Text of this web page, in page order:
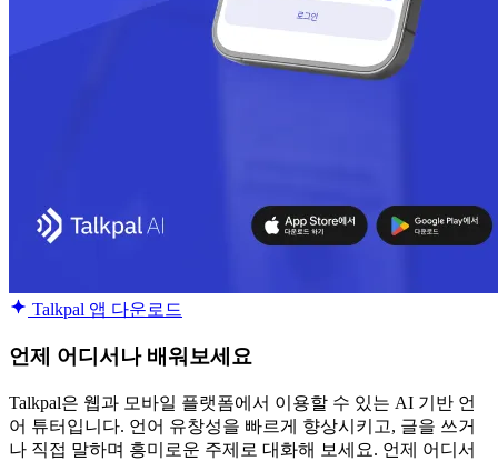
Talkpal 앱 다운로드
언제 어디서나 배워보세요
Talkpal은 웹과 모바일 플랫폼에서 이용할 수 있는 AI 기반 언
어 튜터입니다. 언어 유창성을 빠르게 향상시키고, 글을 쓰거
나 직접 말하며 흥미로운 주제로 대화해 보세요. 언제 어디서